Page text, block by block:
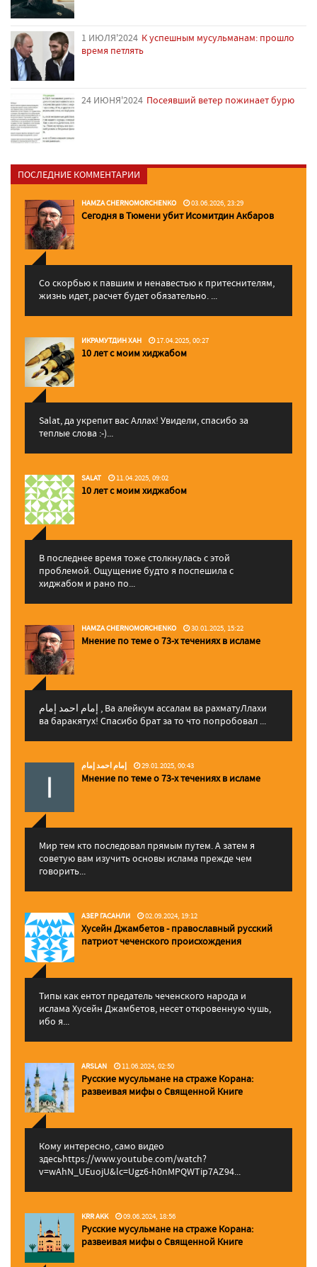
1 ИЮЛЯ'2024 К успешным мусульманам: прошло
время петлять
24 ИЮНЯ'2024 Посеявший ветер пожинает бурю
ПОСЛЕДНИЕ КОММЕНТАРИИ
HAMZA CHERNOMORCHENKO 03.06.2026, 23:29
Сегодня в Тюмени убит Исомитдин Акбаров
Со скорбью к павшим и ненавестью к притеснителям,
жизнь идет, расчет будет обязательно. ...
ИКРАМУТДИН ХАН 17.04.2025, 00:27
10 лет с моим хиджабом
Salat, да укрепит вас Аллаx! Увидели, спасибо за
теплые слова :-)...
SALAT 11.04.2025, 09:02
10 лет с моим хиджабом
В последнее время тоже столкнулась с этой
проблемой. Ощущение будто я поспешила с
хиджабом и рано по...
HAMZA CHERNOMORCHENKO 30.01.2025, 15:22
Мнение по теме о 73-х течениях в исламе
إمام احمد إمام , Ва алейкум ассалам ва рахматуЛлахи
ва баракятух! Спасибо брат за то что попробовал ...
إمام احمد إمام 29.01.2025, 00:43
Мнение по теме о 73-х течениях в исламе
Мир тем кто последовал прямым путем. А затем я
советую вам изучить основы ислама прежде чем
говорить...
АЗЕР ГАСАНЛИ 02.09.2024, 19:12
Хусейн Джамбетов - православный русский
патриот чеченского происхождения
Типы как ентот предатель чеченского народа и
ислама Хусейн Джамбетов, несет откровенную чушь,
ибо я...
ARSLAN 11.06.2024, 02:50
Русские мусульмане на страже Корана:
pазвеивая мифы о Священной Книге
Кому интересно, само видео
здесьhttps://www.youtube.com/watch?
v=wAhN_UEuojU&lc=Ugz6-h0nMPQWTip7AZ94...
KRR AKK 09.06.2024, 18:56
Русские мусульмане на страже Корана:
pазвеивая мифы о Священной Книге